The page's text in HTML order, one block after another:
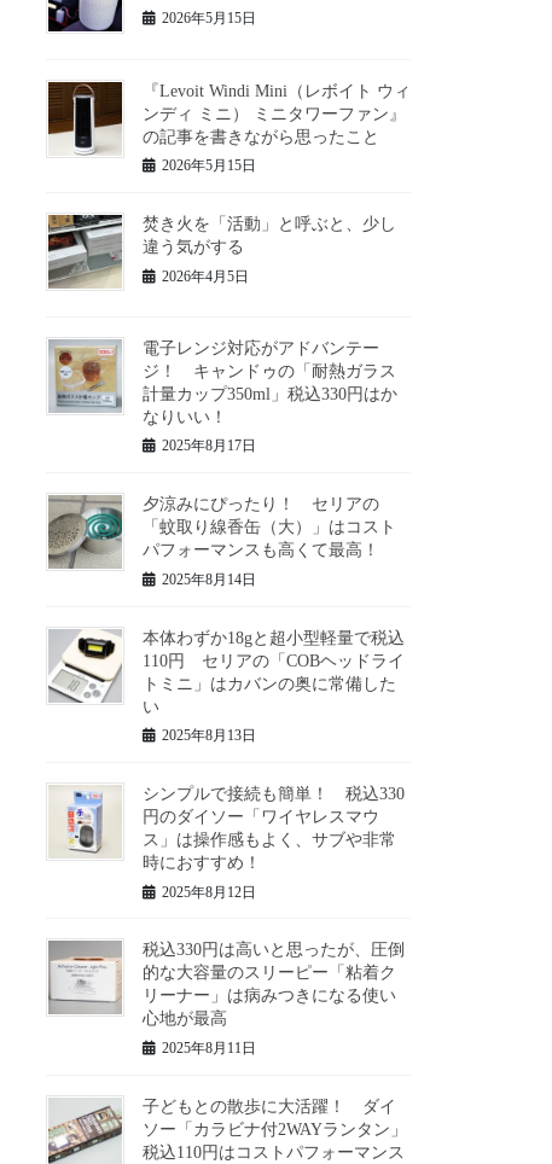
2026年5月15日
『Levoit Windi Mini（レボイト ウィ
ンディ ミニ） ミニタワーファン』
の記事を書きながら思ったこと
2026年5月15日
焚き火を「活動」と呼ぶと、少し
違う気がする
2026年4月5日
電子レンジ対応がアドバンテー
ジ！ キャンドゥの「耐熱ガラス
計量カップ350ml」税込330円はか
なりいい！
2025年8月17日
夕涼みにぴったり！ セリアの
「蚊取り線香缶（大）」はコスト
パフォーマンスも高くて最高！
2025年8月14日
本体わずか18gと超小型軽量で税込
110円 セリアの「COBヘッドライ
トミニ」はカバンの奥に常備した
い
2025年8月13日
シンプルで接続も簡単！ 税込330
円のダイソー「ワイヤレスマウ
ス」は操作感もよく、サブや非常
時におすすめ！
2025年8月12日
税込330円は高いと思ったが、圧倒
的な大容量のスリーピー「粘着ク
リーナー」は病みつきになる使い
心地が最高
2025年8月11日
子どもとの散歩に大活躍！ ダイ
ソー「カラビナ付2WAYランタン」
税込110円はコストパフォーマンス